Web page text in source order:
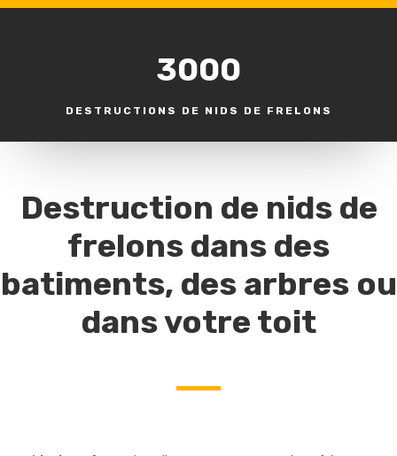
3000
DESTRUCTIONS DE NIDS DE FRELONS
Destruction de nids de
frelons dans des
batiments, des arbres ou
dans votre toit